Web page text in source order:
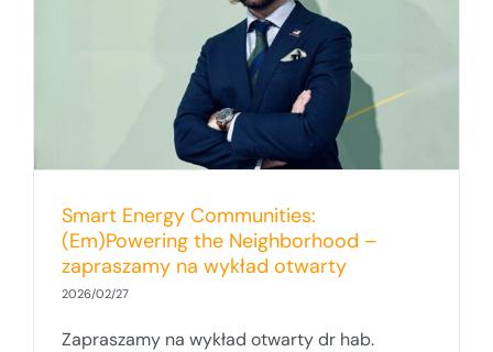
Smart Energy Communities:
(Em)Powering the Neighborhood –
zapraszamy na wykład otwarty
2026/02/27
Zapraszamy na wykład otwarty dr hab.